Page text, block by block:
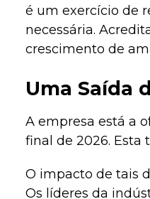
é um exercício de
necessária.
crescimento de
Uma Saída
A empresa está a
final de 2026. Esta
O impacto de tais
Os líderes da